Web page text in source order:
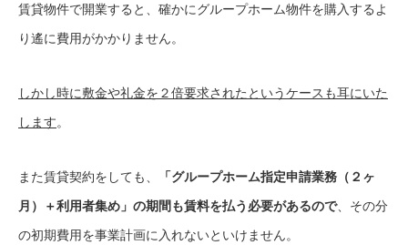
賃貸物件で開業すると、確かにグループホーム物件を購入するよ
り遙に費用がかかりません。
しかし時に敷金や礼金を２倍要求されたというケースも耳にいた
します。
また賃貸契約をしても、
「グループホーム指定申請業務（２ヶ
月）＋利用者集め」の期間も賃料を払う必要があるので、その分
の初期費用を事業計画に入れないといけません。